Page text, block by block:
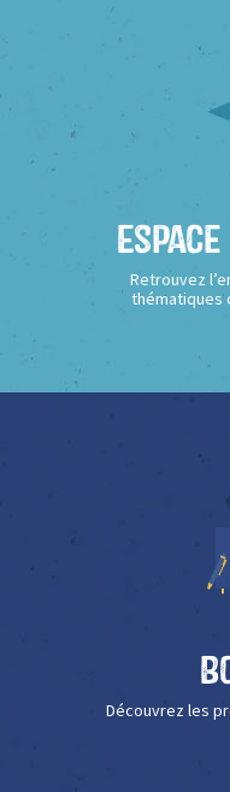
Retrouvez
thématiques
Découvrez les